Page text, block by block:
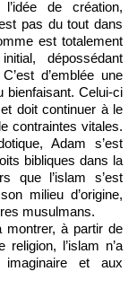
de création,
pas du tout dans
est totalement
dépossédant
d’emblée une
bienfaisant. Celui-ci
doit continuer à le
contraintes vitales.
Adam s’est
bibliques dans la
que l’islam s’est
milieu d’origine,
musulmans.
montrer, à partir de
l’islam n’a
et aux